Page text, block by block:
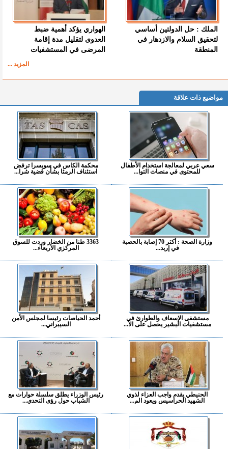
الملك : حل الدولتين أساسي
لتحقيق السلام والازدهار في
المنطقة
الهواري يؤكد أهمية ضبط
العدوى لتقليل مدة إقامة
المرضى في المستشفيات
المزيد ...
مواضيع ذات علاقة
سعي عربي لمعالجة استخدام الأطفال
للمحتوى في منصات التوا...
محكمة الكاس في سويسرا ترفض
استئناف الرمثا بشأن قضية شرا...
وزارة الصحة : أكثر 70 إصابة بالحصبة
في إربد...
3363 طنا من الخضار وردت للسوق
المركزي الأربعاء...
مستشفى الإسعاف والطوارئ في
مستشفيات البشير يحصل على الا...
أحمد الحياصات رئيسا لمجلس الأمن
السيبراني...
الحنيطي يقدم واجب العزاء لذوي
الشهيد الحراسيس ويعود الم...
رئيس الوزراء يطلق سلسلة حوارات مع
الشباب حول رؤى التحدي...